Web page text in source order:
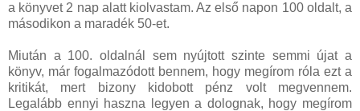
a könyvet 2 nap alatt kiolvastam. Az első napon 100 oldalt, a
másodikon a maradék 50-et.
Miután a 100. oldalnál sem nyújtott szinte semmi újat a
könyv, már fogalmazódott bennem, hogy megírom róla ezt a
kritikát, mert bizony kidobott pénz volt megvennem.
Legalább ennyi haszna legyen a dolognak, hogy megírom